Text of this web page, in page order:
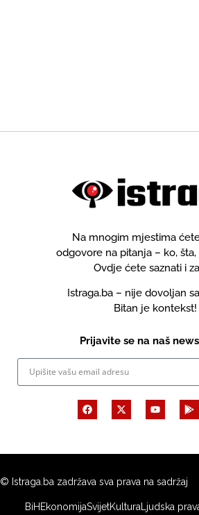
Na mnogim mjestima
odgovore na pitanja – ko, šta,
Ovdje ćete saznati i
Istraga.ba – nije dovoljan
Bitan je kontekst!
Prijavite se na naš
© Istraga.ba zadržava sva prava na sadržaj
BiHEkonomijaSvijetKulturaLjudska